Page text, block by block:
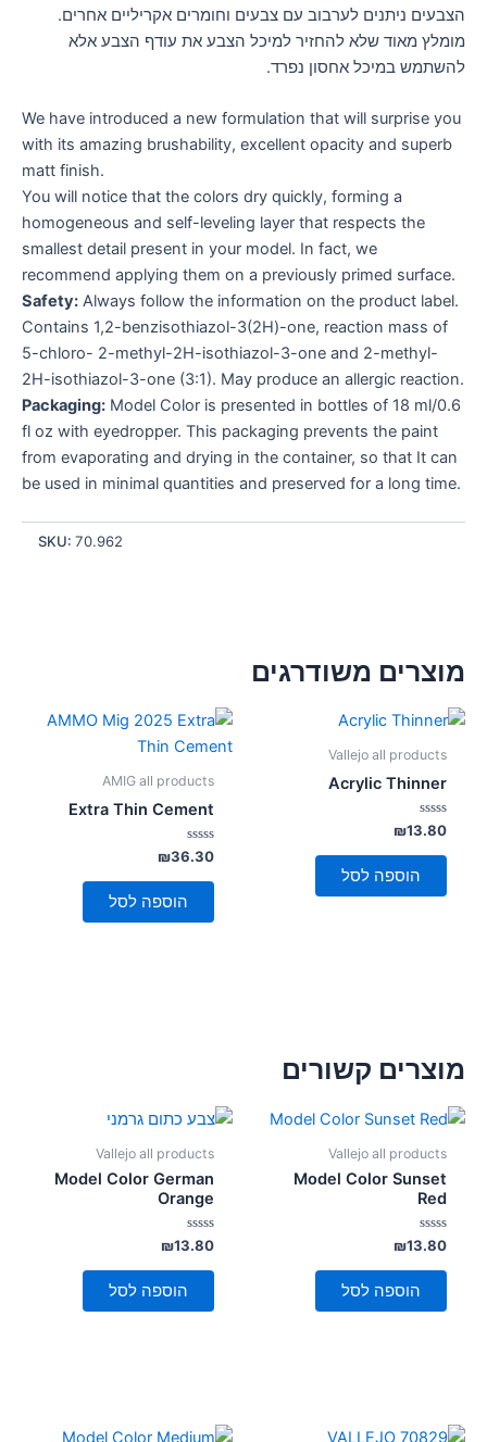
הצבעים ניתנים לערבוב עם צבעים וחומרים אקריליים אחרים.
מומלץ מאוד שלא להחזיר למיכל הצבע את עודף הצבע אלא
להשתמש במיכל אחסון נפרד.
We have introduced a new formulation that will surprise you
with its amazing brushability, excellent opacity and superb
matt finish.
You will notice that the colors dry quickly, forming a
homogeneous and self-leveling layer that respects the
smallest detail present in your model. In fact, we
recommend applying them on a previously primed surface.
Safety: Always follow the information on the product label.
Contains 1,2-benzisothiazol-3(2H)-one, reaction mass of
5-chloro- 2-methyl-2H-isothiazol-3-one and 2-methyl-
2H-isothiazol-3-one (3:1). May produce an allergic reaction.
Packaging: Model Color is presented in bottles of 18 ml/0.6
fl oz with eyedropper. This packaging prevents the paint
from evaporating and drying in the container, so that It can
be used in minimal quantities and preserved for a long time.
SKU: 70.962
מוצרים משודרגים
Vallejo all products
Acrylic Thinner
דורג
0
מתוך
₪13.80
הוספה לסל
AMIG all products
Extra Thin Cement
דורג
0
מתוך
₪36.30
הוספה לסל
מוצרים קשורים
Vallejo all products
Model Color Sunset
Red
דורג
0
מתוך
₪13.80
הוספה לסל
Vallejo all products
Model Color German
Orange
דורג
0
מתוך
₪13.80
הוספה לסל